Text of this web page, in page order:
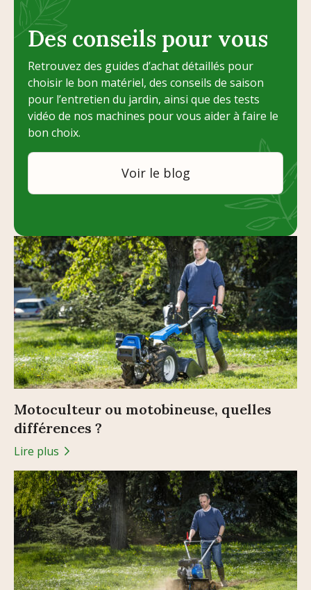
Des conseils pour vous
Retrouvez des guides d’achat détaillés pour
choisir le bon matériel, des conseils de saison
pour l’entretien du jardin, ainsi que des tests
vidéo de nos machines pour vous aider à faire le
bon choix.
Voir le blog
Motoculteur ou motobineuse, quelles
différences ?
Lire plus